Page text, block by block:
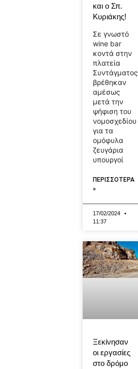
και ο Σπ.
Κυριάκης!
Σε γνωστό
wine bar
κοντά στην
πλατεία
Συντάγματος
βρέθηκαν
αμέσως
μετά την
ψήφιση του
νομοσχεδίου
για τα
ομόφυλα
ζευγάρια
υπουργοί
ΠΕΡΙΣΣΟΤΕΡΑ
»
17/02/2024
11:37
Ξεκίνησαν
οι εργασίες
στο δρόμο